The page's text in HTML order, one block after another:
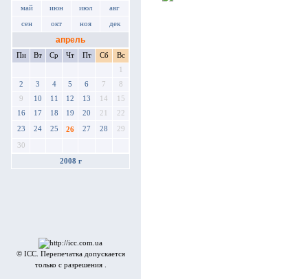
май июн июл авг
сен окт ноя дек
апрель
Пн Вт Ср Чт Пт Сб
Вс
1
2
3 4 5 6 7
8
9
10 11 12 13 14
15
16
17 18 19 20 21 22
23 24 25 26 27 28 29
30
2008 г
© ICC. Перепечатка допускается
только с разрешения .